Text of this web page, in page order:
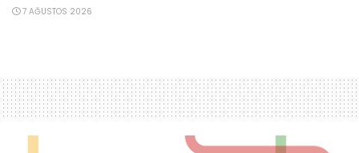
7 AĞUSTOS 2026